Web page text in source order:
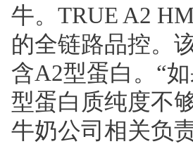
牛。TRUE A2
的全链路品控。
含A2型蛋白。“
型蛋白质纯度不
牛奶公司相关负